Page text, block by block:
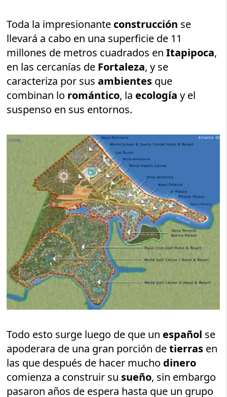
Toda la impresionante construcción se
llevará a cabo en una superficie de 11
millones de metros cuadrados enItapipoca,
en las cercanías de Fortaleza, y se
caracteriza por susambientes que
combinan lo romántico, la ecologíay el
suspenso en sus entornos.
Todo esto surge luego de que un español se
apoderara de una gran porción detierras en
las que después de hacer mucho dinero
comienza a construir su sueño, sin embargo
pasaron años de espera hasta que un grupo